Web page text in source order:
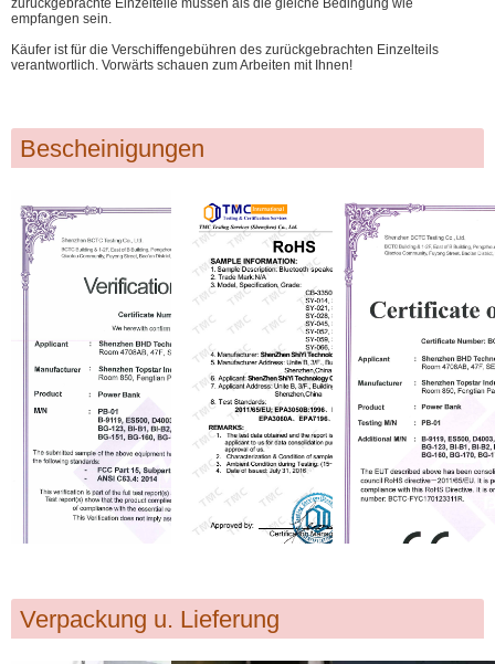
zurückgebrachte Einzelteile müssen als die gleiche Bedingung wie
empfangen sein.
Käufer ist für die Verschiffengebühren des zurückgebrachten Einzelteils
verantwortlich. Vorwärts schauen zum Arbeiten mit Ihnen!
Bescheinigungen
Verpackung u. Lieferung